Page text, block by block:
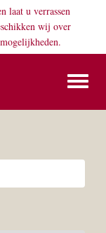
laat u verrassen
wij over